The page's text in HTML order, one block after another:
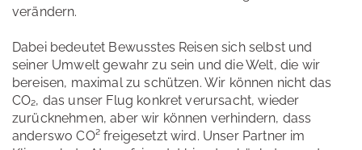
verändern.
Dabei bedeutet Bewusstes Reisen sich selbst und
seiner Umwelt gewahr zu sein und die Welt, die wir
bereisen, maximal zu schützen. Wir können nicht das
CO₂, das unser Flug konkret verursacht, wieder
zurücknehmen, aber wir können verhindern, dass
anderswo CO² freigesetzt wird. Unser Partner im